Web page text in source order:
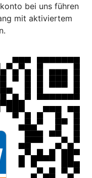
bei uns führen
mit aktiviertem